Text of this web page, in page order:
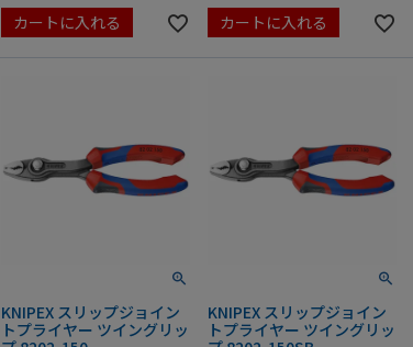
カートに入れる カートに入れる
KNIPEX スリップジョイン
トプライヤー ツイングリッ
KNIPEX スリップジョイン
トプライヤー ツイングリッ